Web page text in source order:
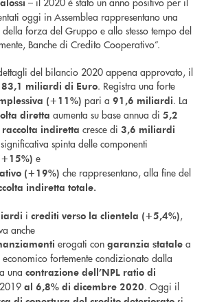
oggi in Assemblea rappresentano una
forza del Gruppo e allo stesso tempo del
Banche di Credito Cooperativo”.
del bilancio 2020 appena approvato, il
83,1 miliardi di Euro. Registra una forte
(+11%) pari a 91,6 miliardi. La
diretta aumenta su base annua di 5,2
raccolta indiretta cresce di 3,6 miliardi
spinta delle componenti
e
(+19%) che rappresentano, alla fine del
indiretta totale.
i crediti verso la clientela (+5,4%),
anche
erogati con garanzia statale a
economico fortemente condizionato dalla
una contrazione dell’NPL ratio di
al 6,8% di dicembre 2020. Oggi il